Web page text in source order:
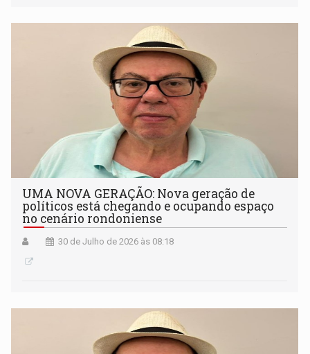
UMA NOVA GERAÇÃO: Nova geração de
políticos está chegando e ocupando espaço
no cenário rondoniense
30 de Julho de 2026 às 08:18